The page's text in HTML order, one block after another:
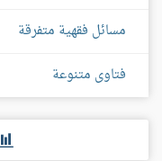
مسائل فقهية متفرقة
فتاوى متنوعة